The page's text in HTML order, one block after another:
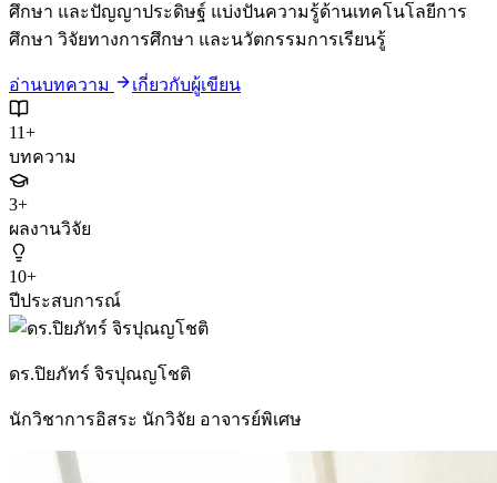
ศึกษา และปัญญาประดิษฐ์ แบ่งปันความรู้ด้านเทคโนโลยีการ
ศึกษา วิจัยทางการศึกษา และนวัตกรรมการเรียนรู้
อ่านบทความ เกี่ยวกับผู้เขียน
11+
บทความ
3+
ผลงานวิจัย
10+
ปีประสบการณ์
ดร.ปิยภัทร์ จิรปุณญโชติ
นักวิชาการอิสระ นักวิจัย อาจารย์พิเศษ